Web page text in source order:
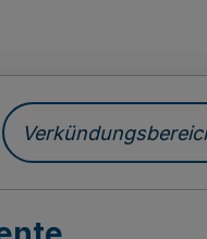
Verkündungsbereich